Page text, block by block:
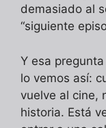
demasiado al
“siguiente
Y esa
lo vemos así:
vuelve al cine,
historia. Está